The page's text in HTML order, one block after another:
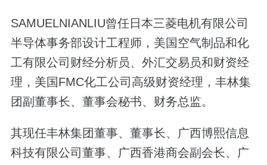
SAMUELNIANLIU曾任日本三菱电机有限公司
半导体事务部设计工程师，美国空气制品和化
工有限公司财经分析员、外汇交易员和财资经
理，美国FMC化工公司高级财资经理，丰林集
团副董事长、董事会秘书、财务总监。
其现任丰林集团董事、董事长、广西博熙信息
科技有限公司董事、广西香港商会副会长、广